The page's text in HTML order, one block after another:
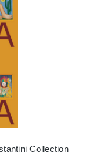
Collection